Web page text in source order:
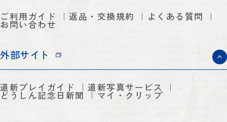
ご利用ガイド 返品・交換規約 よくある質問
お問い合わせ
外部サイト
道新プレイガイド 道新写真サービス
どうしん記念日新聞 マイ・クリップ